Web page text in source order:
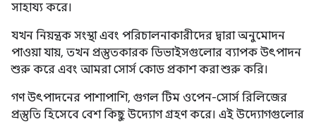
সাহায্য করে।
যখন নিয়ন্ত্রক সংস্থা এবং পরিচালনাকারীদের দ্বারা অনুমোদন
পাওয়া যায়, তখন প্রস্তুতকারক ডিভাইসগুলোর ব্যাপক উৎপাদন
শুরু করে এবং আমরা সোর্স কোড প্রকাশ করা শুরু করি।
গণ উৎপাদনের পাশাপাশি, গুগল টিম ওপেন-সোর্স রিলিজের
প্রস্তুতি হিসেবে বেশ কিছু উদ্যোগ গ্রহণ করে। এই উদ্যোগগুলোর